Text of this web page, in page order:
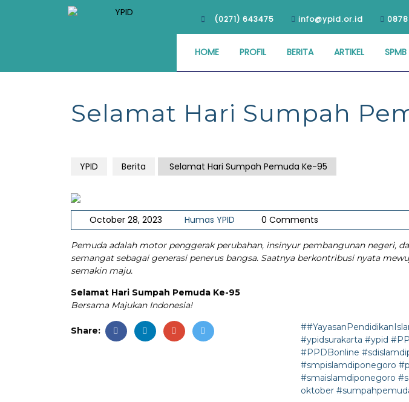
(0271) 643475 info@ypid.or.id
HOME PROFIL BERITA ARTIKEL SPMB
Selamat Hari Sumpah
YPID Berita Selamat Hari Sumpah Pemuda Ke-95
October 28, 2023 Humas YPID 0 Comments
Pemuda adalah motor penggerak perubahan, insinyur pembangunan negeri,
semangat sebagai generasi penerus bangsa. Saatnya berkontribusi nyata
semakin maju.
Selamat Hari Sumpah Pemuda Ke-95
Bersama Majukan Indonesia!
Share:
#ypidsurakarta #ypid
#PPDBonline
#smpislamdiponegoro
#smaislamdiponegoro
oktober